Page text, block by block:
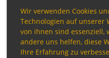
Wir verwenden Cookies
Technologien auf unserer
von ihnen sind essenziell,
andere uns helfen, diese
Ihre Erfahrung zu